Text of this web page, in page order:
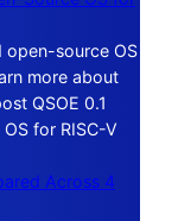
open-source OS
more about
QSOE 0.1
for RISC-V
Across 4